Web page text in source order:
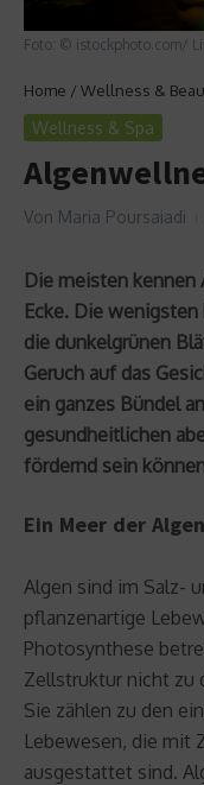
Foto: © istockphoto.com/
Home / Wellness &
Wellness & Spa
Von Maria Poursaiadi
Die meisten kennen
Ecke. Die
die dunkelgrünen
Geruch auf das
ein ganzes Bündel
gesundheitlichen
fördernd sein
Ein Meer der Algen
Algen sind im Salz-
pflanzenartige
Photosynthese
Zellstruktur nicht zu
Sie zählen zu den
Lebewesen, die mit
ausgestattet sind.